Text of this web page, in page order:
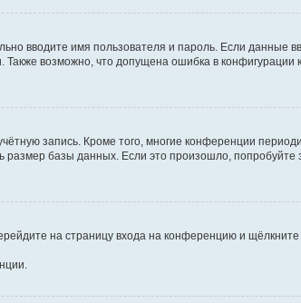
вводите имя пользователя и пароль. Если данные
возможно, что допущена ошибка в конфигурации
запись. Кроме того, многие конференции
базы данных. Если это произошло, попробуйте
на страницу входа на конференцию и щёлкните